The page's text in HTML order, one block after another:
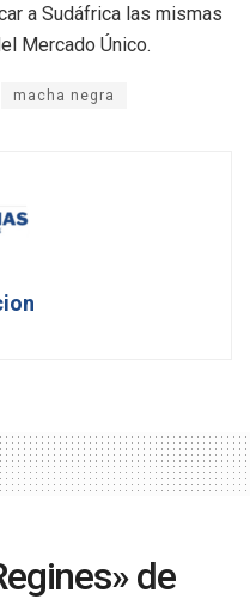
a Sudáfrica las mismas
Mercado Único.
macha negra
de